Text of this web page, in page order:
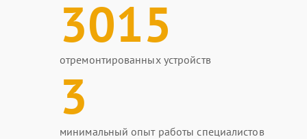
3015
отремонтированных устройств
3
минимальный опыт работы специалистов